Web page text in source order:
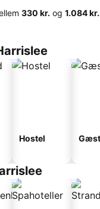
‎330 kr. og ‎1.084 kr.
Hostel